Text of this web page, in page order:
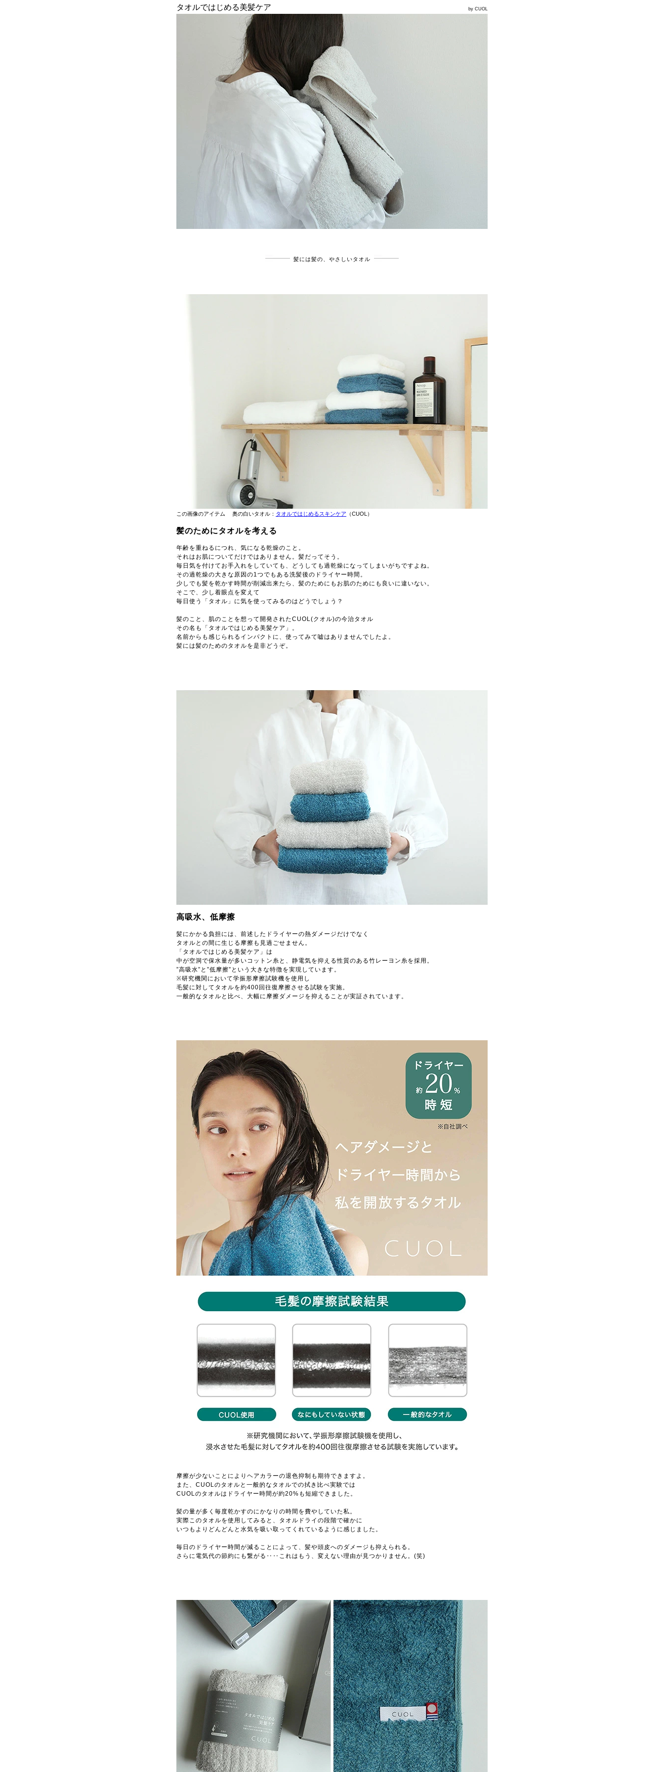
タオルではじめる美髪ケア by CUOL
髪には髪の、やさしいタオル
この画像のアイテム 奥の白いタオル： タオルではじめるスキンケア （CUOL）
髪のためにタオルを考える
年齢を重ねるにつれ、気になる乾燥のこと。
それはお肌についてだけではありません。髪だってそう。
毎日気を付けてお手入れをしていても、どうしても過乾燥になってしまいがちですよね。
その過乾燥の大きな原因の1つでもある洗髪後のドライヤー時間。
少しでも髪を乾かす時間が削減出来たら、髪のためにもお肌のためにも良いに違いない。
そこで、少し着眼点を変えて
毎日使う「タオル」に気を使ってみるのはどうでしょう？
髪のこと、肌のことを想って開発されたCUOL(クオル)の今治タオル
その名も「タオルではじめる美髪ケア」。
名前からも感じられるインパクトに、使ってみて嘘はありませんでしたよ。
髪には髪のためのタオルを是非どうぞ。
高吸水、低摩擦
髪にかかる負担には、前述したドライヤーの熱ダメージだけでなく
タオルとの間に生じる摩擦も見過ごせません。
「タオルではじめる美髪ケア」は
中が空洞で保水量が多いコットン糸と、静電気を抑える性質のある竹レーヨン糸を採用。
”高吸水”と”低摩擦”という大きな特徴を実現しています。
※研究機関において学振形摩擦試験機を使用し
毛髪に対してタオルを約400回往復摩擦させる試験を実施。
一般的なタオルと比べ、大幅に摩擦ダメージを抑えることが実証されています。
摩擦が少ないことによりヘアカラーの退色抑制も期待できますよ。
また、CUOLのタオルと一般的なタオルでの拭き比べ実験では
CUOLのタオルはドライヤー時間が約20%も短縮できました。
髪の量が多く毎度乾かすのにかなりの時間を費やしていた私。
実際このタオルを使用してみると、タオルドライの段階で確かに
いつもよりどんどんと水気を吸い取ってくれているように感じました。
毎日のドライヤー時間が減ることによって、髪や頭皮へのダメージも抑えられる。
さらに電気代の節約にも繋がる‥‥これはもう、変えない理由が見つかりません。(笑)